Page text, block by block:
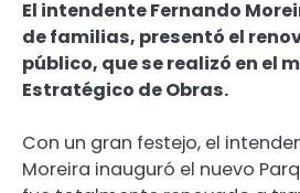
El intendente Fernando
de familias, presentó el
público, que se realizó en el
Estratégico de Obras.
Con un gran festejo, el
Moreira inauguró el nuevo